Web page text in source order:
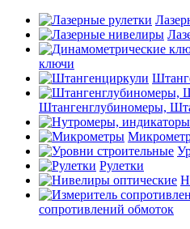
ключи
Штангенглубиномеры,
Рулетки
сопротивлений обмоток